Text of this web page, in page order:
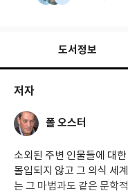
도서정보
저자
폴 오스터
소외된 주변 인물들에 대
몰입되지 않고 그 의식 세
는 그 마법과도 같은 문학